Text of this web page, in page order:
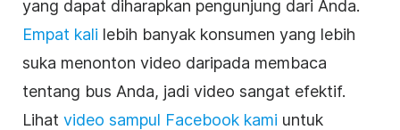
yang dapat diharapkan pengunjung dari Anda.
Empat kali lebih banyak konsumen yang lebih
suka menonton video daripada membaca
tentang bus Anda, jadi video sangat efektif.
Lihat video sampul Facebook kami untuk